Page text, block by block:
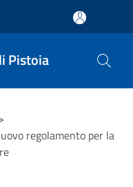
Pistoia
regolamento per la